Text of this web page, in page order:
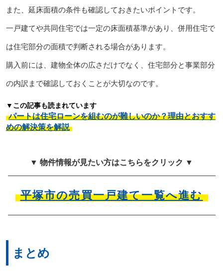
また、延床面積の条件も確認しておきたいポイントです。
一戸建てや共同住宅では一定の床面積基準があり、併用住宅で
は住宅部分の面積で判断される場合があります。
購入前には、建物全体の広さだけでなく、住宅部分と事業部分
の内訳まで確認しておくことが大切なのです。
▼この記事も読まれています
パートは住宅ローンを組むのが難しいのか？理由とおすす
めの解決策を解説
▼ 物件情報が見たい方はこちらをクリック ▼
平塚市の売買一戸建て一覧へ進む
まとめ